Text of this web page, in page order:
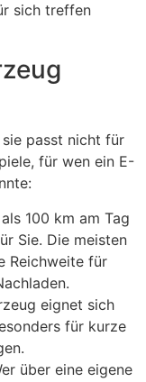
sich treffen
passt nicht für
für wen ein E-
100 km am Tag
Sie. Die meisten
Reichweite für
eignet sich
für kurze
über eine eigene